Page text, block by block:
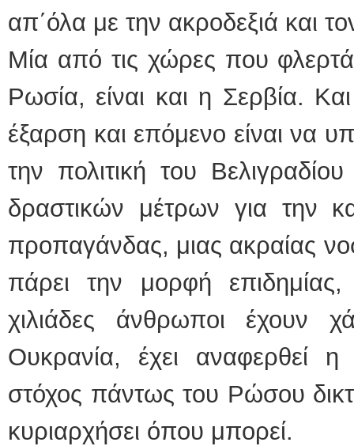
απ΄όλα με την ακροδεξιά και
Μία από τις χώρες που
Ρωσία, είναι και η Σερβία. Και
έξαρση και επόμενο είναι να
την πολιτική του
δραστικών μέτρων για την
προπαγάνδας, μιας ακραίας
πάρει την μορφή
χιλιάδες άνθρωποι έχουν
Ουκρανία, έχει αναφερθεί
στόχος πάντως του Ρώσου
κυριαρχήσει όπου μπορεί.